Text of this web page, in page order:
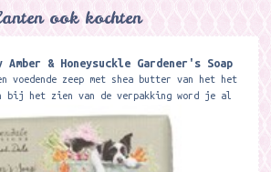
ook kochten
Amber & Honeysuckle Gardener's Soap
voedende zeep met shea butter van het het
bij het zien van de verpakking word je al